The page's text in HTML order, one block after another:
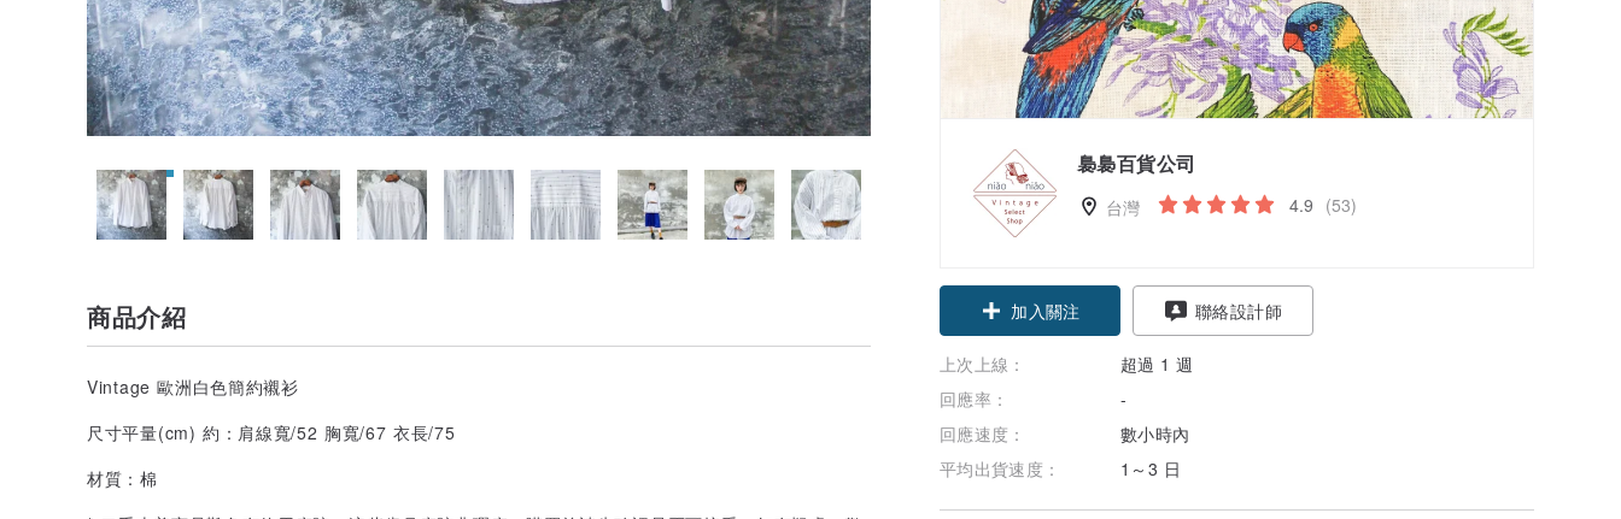
裊裊百貨公司
台灣 4.9 (53)
加入關注 聯絡設計師
上次上線：
超過 1 週
回應率：
-
回應速度：
數小時內
平均出貨速度：
1～3 日
商品介紹
Vintage 歐洲白色簡約襯衫
尺寸平量(cm) 約：肩線寬/52 胸寬/67 衣長/75
材質：棉